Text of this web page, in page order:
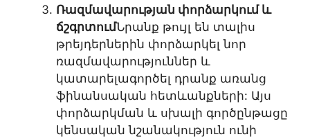
Ռազմավարության փորձարկում և
ճշգրտումՆրանք թույլ են տալիս
թրեյդերներին փորձարկել նոր
ռազմավարություններ և
կատարելագործել դրանք առանց
ֆինանսական հետևանքների: Այս
փորձարկման և սխալի գործընթացը
կենսական նշանակություն ունի